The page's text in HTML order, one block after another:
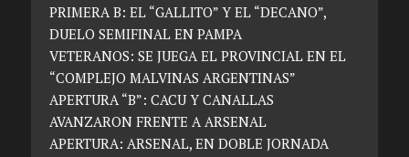
PRIMERA B: EL “GALLITO” Y EL “DECANO”,
DUELO SEMIFINAL EN PAMPA
VETERANOS: SE JUEGA EL PROVINCIAL EN EL
“COMPLEJO MALVINAS ARGENTINAS”
APERTURA “B”: CACU Y CANALLAS
AVANZARON FRENTE A ARSENAL
APERTURA: ARSENAL, EN DOBLE JORNADA